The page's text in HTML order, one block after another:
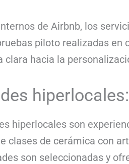
de Airbnb, los
piloto realizadas en
clara hacia la
hiperlocales son
clases de cerámica con
son seleccionadas y